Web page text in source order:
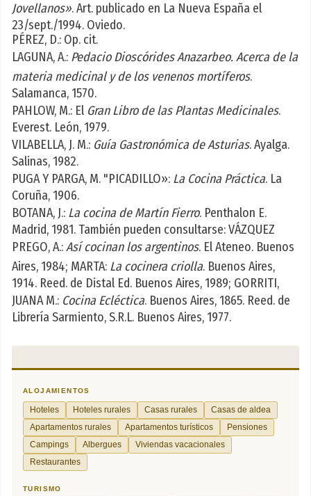
Jovellanos». Art. publicado en La Nueva España el
23/sept./1994. Oviedo.
PÉREZ, D.: Op. cit.
LAGUNA, A.: Pedacio Dioscórides Anazarbeo. Acerca de la
materia medicinal y de los venenos mortíferos.
Salamanca, 1570.
PAHLOW, M.: El Gran Libro de las Plantas Medicinales.
Everest. León, 1979.
VILABELLA, J. M.: Guía Gastronómica de Asturias. Ayalga.
Salinas, 1982.
PUGA Y PARGA, M. "PICADILLO»: La Cocina Práctica. La
Coruña, 1906.
BOTANA, J.: La cocina de Martín Fierro. Penthalon E.
Madrid, 1981. También pueden consultarse: VÁZQUEZ
PREGO, A.:Así cocinan los argentinos. El Ateneo. Buenos
Aires, 1984; MARTA: La cocinera criolla. Buenos Aires,
1914. Reed. de Distal Ed. Buenos Aires, 1989; GORRITI,
JUANA M.: Cocina Ecléctica. Buenos Aires, 1865. Reed. de
Librería Sarmiento, S.R.L. Buenos Aires, 1977.